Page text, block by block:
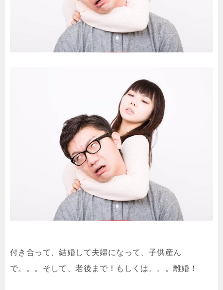
付き合って、結婚して夫婦になって、子供産ん
で。。。そして、老後まで！もしくは。。。離婚！